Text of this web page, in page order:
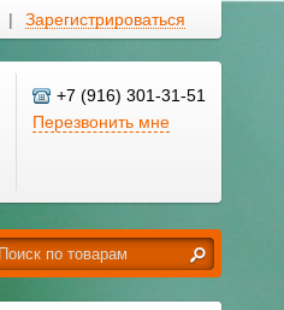
| Зарегистрироваться
+7 (916) 301-31-51
Перезвонить мне